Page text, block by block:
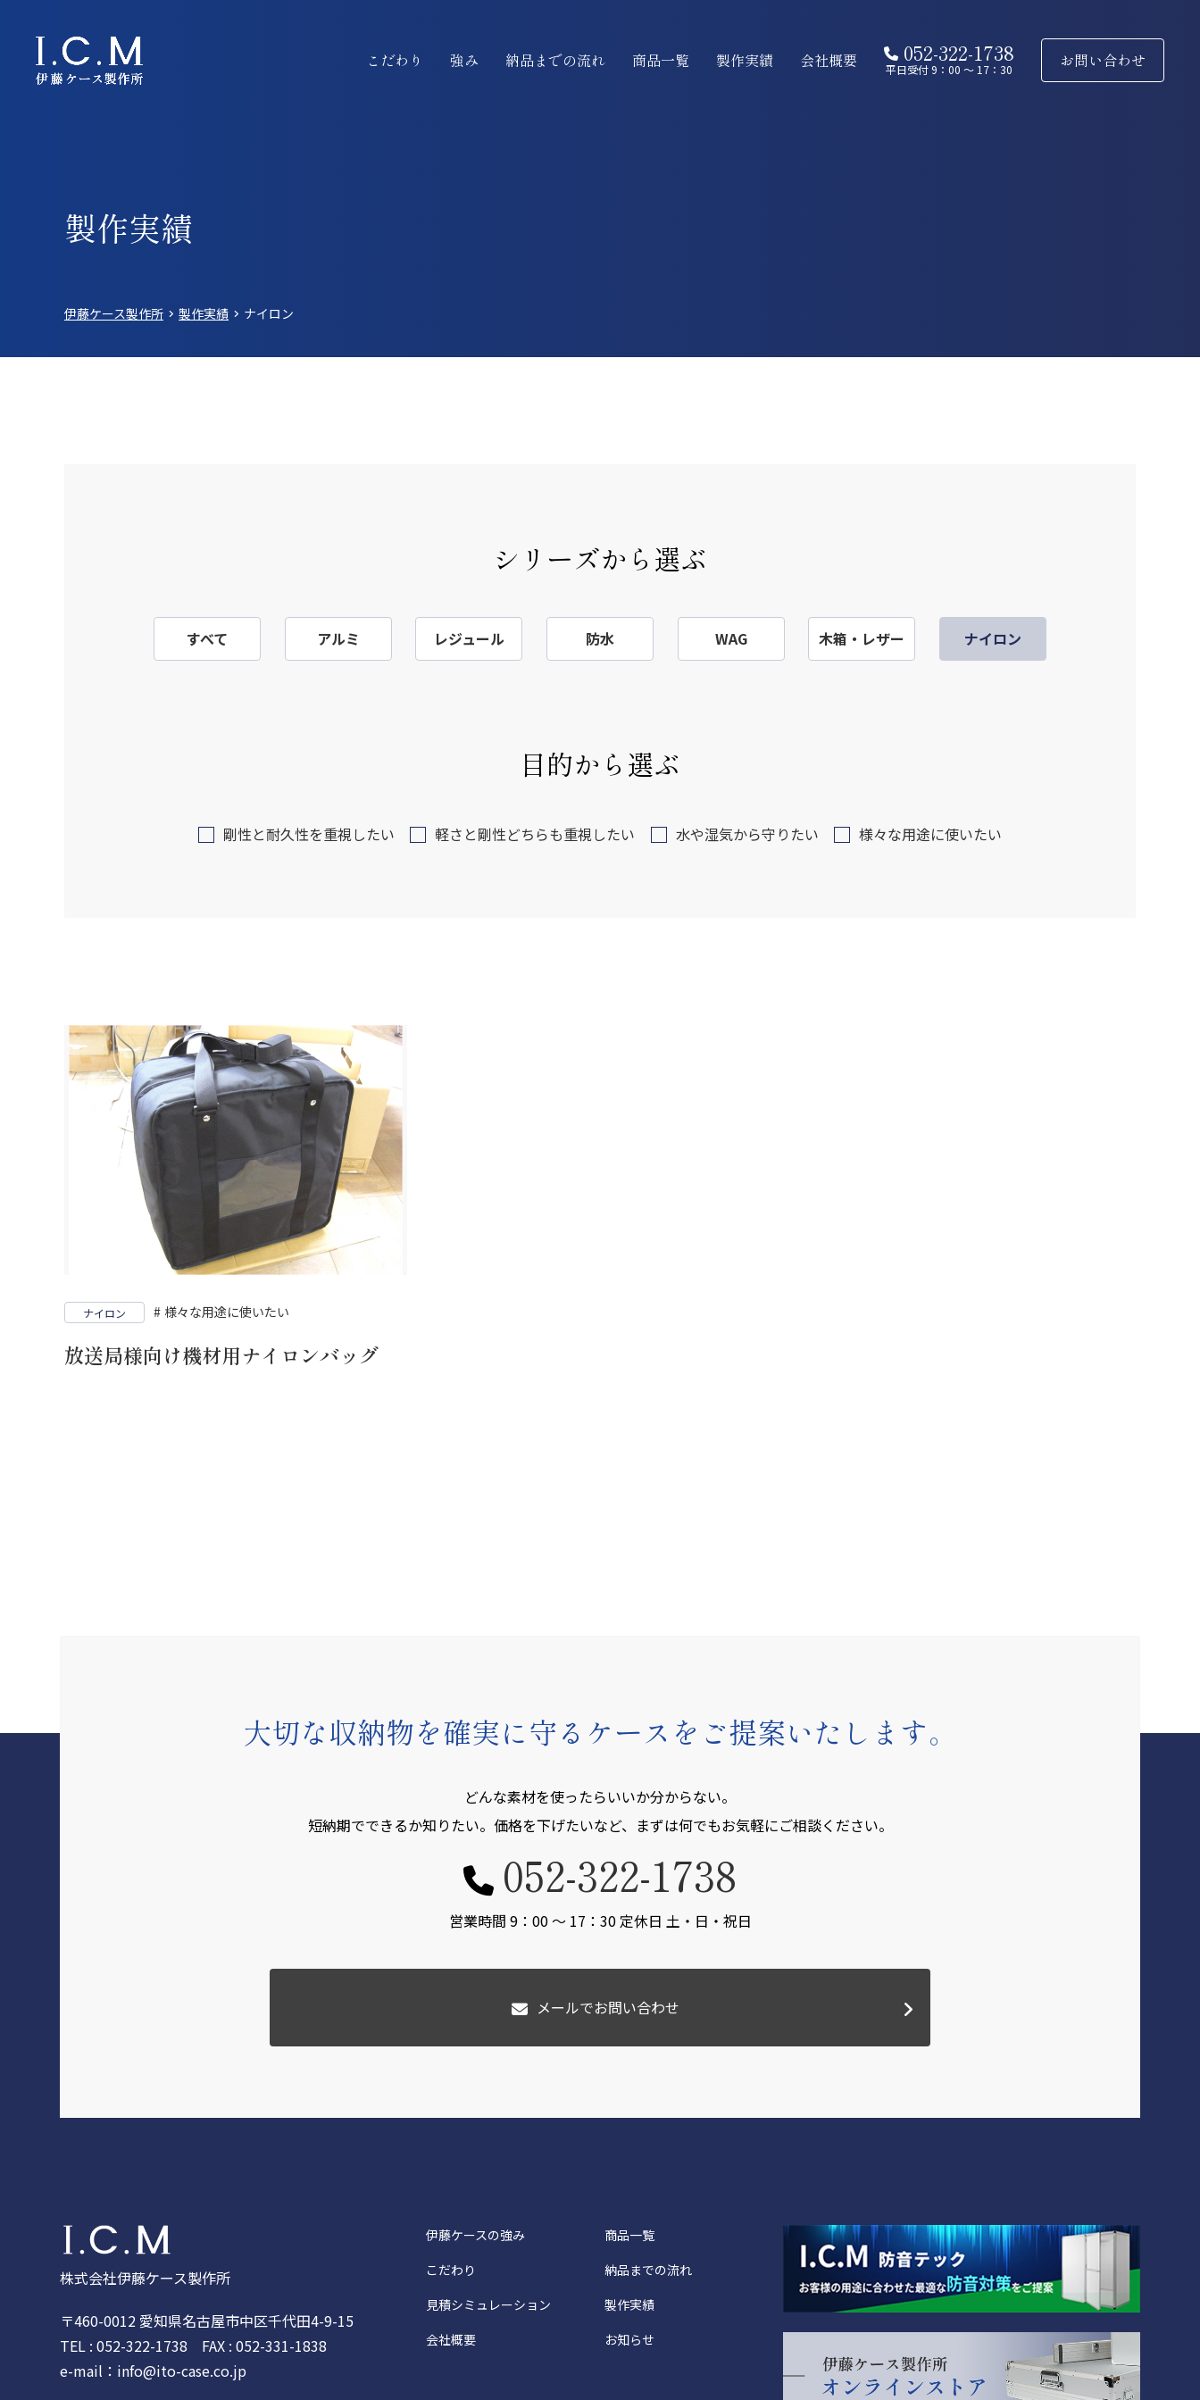
こだわり 強み 納品までの流れ 商品一覧 製作実績 会社概要 052-322-1738
平日受付 9：00 ～ 17：30 お問い合わせ
製作実績
伊藤ケース製作所 製作実績 ナイロン
シリーズから選ぶ
すべて アルミ レジュール 防水 WAG 木箱・レザー ナイロン
目的から選ぶ
剛性と耐久性を重視したい 軽さと剛性どちらも重視したい 水や湿気から守りたい 様々な用途に使いたい
ナイロン 様々な用途に使いたい
放送局様向け機材用ナイロンバッグ
大切な収納物を確実に守る ケースをご提案いたします。
どんな素材を使ったらいいか分からない。
短納期でできるか知りたい。 価格を下げたいなど、まずは何でもお気軽にご相談ください。
052-322-1738
営業時間 9：00 〜 17：30 定休日 土・日・祝日
メールでお問い合わせ
株式会社伊藤ケース製作所
〒460-0012 愛知県名古屋市中区千代田4-9-15
TEL :052-322-1738 FAX : 052-331-1838
e-mail： info@ito-case.co.jp
伊藤ケースの強み
商品一覧
こだわり
納品までの流れ
見積シミュレーション
製作実績
会社概要
お知らせ